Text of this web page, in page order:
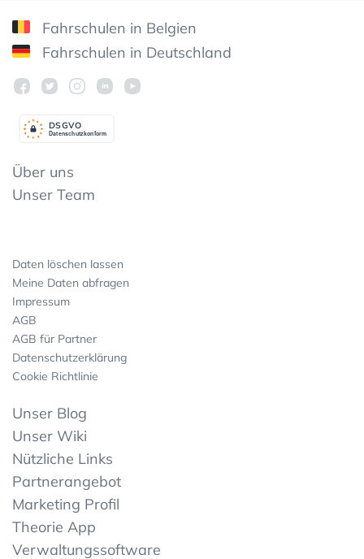
Fahrschulen in Belgien
Fahrschulen in Deutschland
Datenschutzkonform
DSGVO
Über uns
Unser Team
Daten löschen lassen
Meine Daten abfragen
Impressum
AGB
AGB für Partner
Datenschutzerklärung
Cookie Richtlinie
Unser Blog
Unser Wiki
Nützliche Links
Partnerangebot
Marketing Profil
Theorie App
Verwaltungssoftware